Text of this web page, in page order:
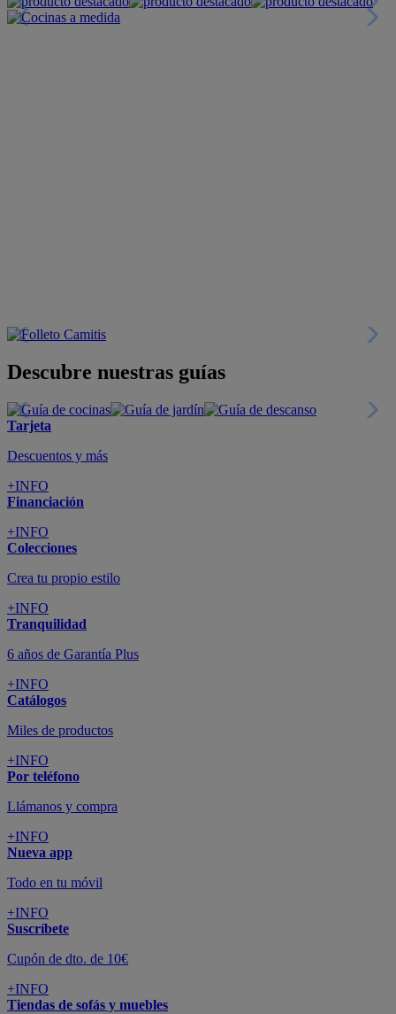
Descubre nuestras guías
Tarjeta
Descuentos y más
+INFO
Financiación
+INFO
Colecciones
Crea tu propio estilo
+INFO
Tranquilidad
6 años de Garantía Plus
+INFO
Catálogos
Miles de productos
+INFO
Por teléfono
Llámanos y compra
+INFO
Nueva app
Todo en tu móvil
+INFO
Suscríbete
Cupón de dto. de 10€
+INFO
Tiendas de sofás y muebles